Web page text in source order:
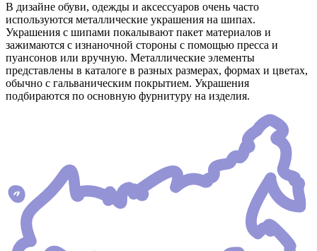
В дизайне обуви, одежды и аксессуаров очень часто
используются металлические украшения на шипах.
Украшения с шипами покалывают пакет материалов и
зажимаются с изнаночной стороны с помощью пресса и
пуансонов или вручную. Металлические элементы
представлены в каталоге в разных размерах, формах и цветах,
обычно с гальваническим покрытием. Украшения
подбираются по основную фурнитуру на изделия.